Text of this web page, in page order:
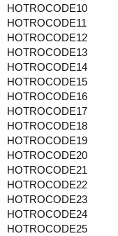
HOTROCODE10
HOTROCODE11
HOTROCODE12
HOTROCODE13
HOTROCODE14
HOTROCODE15
HOTROCODE16
HOTROCODE17
HOTROCODE18
HOTROCODE19
HOTROCODE20
HOTROCODE21
HOTROCODE22
HOTROCODE23
HOTROCODE24
HOTROCODE25